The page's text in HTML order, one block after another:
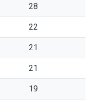
28
22
21
21
19